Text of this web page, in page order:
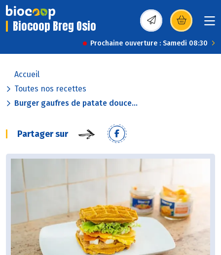
Biocoop Breg Osio (s’ouvre dans une
Prochaine ouverture : Samedi 08:30
Accueil
Toutes nos recettes
Burger gaufres de patate douce...
Partager sur